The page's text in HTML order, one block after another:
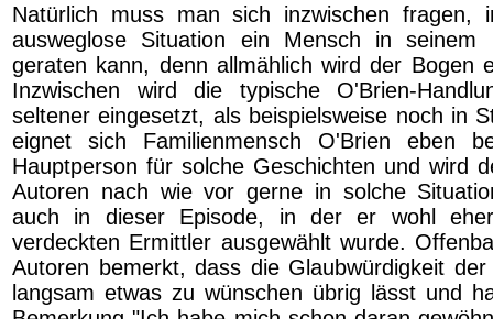
Natürlich muss man sich inzwischen fragen,
ausweglose Situation ein Mensch in seinem
geraten kann, denn allmählich wird der Bogen
Inzwischen wird die typische O'Brien-
seltener eingesetzt, als beispielsweise noch in
eignet sich Familienmensch O'Brien eben
Hauptperson für solche Geschichten und wird
Autoren nach wie vor gerne in solche
auch in dieser Episode, in der er wohl
verdeckten Ermittler ausgewählt wurde.
Autoren bemerkt, dass die Glaubwürdigkeit der
langsam etwas zu wünschen übrig lässt und